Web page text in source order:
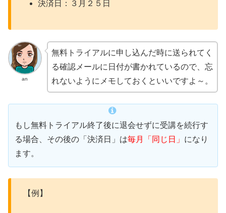
決済日：３月２５日
an
無料トライアルに申し込んだ時に送られてく
る確認メールに日付が書かれているので、忘
れないようにメモしておくといいですよ～。
もし無料トライアル終了後に退会せずに受講を続行す
る場合、その後の「決済日」は毎月「同じ日」 になり
ます。
【例】